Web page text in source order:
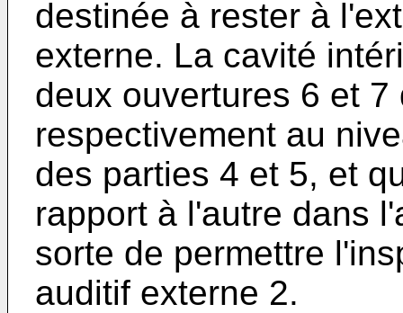
destinée à rester à
externe. La cavité
deux ouvertures 6 et
respectivement au
des parties 4 et 5, et
rapport à l'autre dans
sorte de permettre
auditif externe 2.